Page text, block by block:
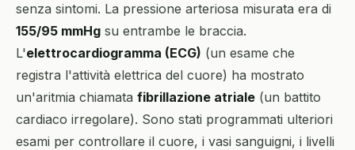
senza sintomi. La pressione arteriosa misurata era di
155/95 mmHg su entrambe le braccia.
L'elettrocardiogramma (ECG) (un esame che
registra l'attività elettrica del cuore) ha mostrato
un'aritmia chiamata fibrillazione atriale (un battito
cardiaco irregolare). Sono stati programmati ulteriori
esami per controllare il cuore, i vasi sanguigni, i livelli